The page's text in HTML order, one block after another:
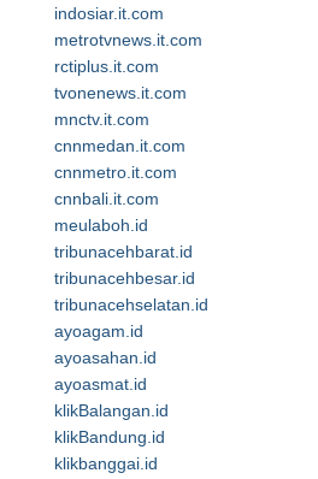
indosiar.it.com
metrotvnews.it.com
rctiplus.it.com
tvonenews.it.com
mnctv.it.com
cnnmedan.it.com
cnnmetro.it.com
cnnbali.it.com
meulaboh.id
tribunacehbarat.id
tribunacehbesar.id
tribunacehselatan.id
ayoagam.id
ayoasahan.id
ayoasmat.id
klikBalangan.id
klikBandung.id
klikbanggai.id